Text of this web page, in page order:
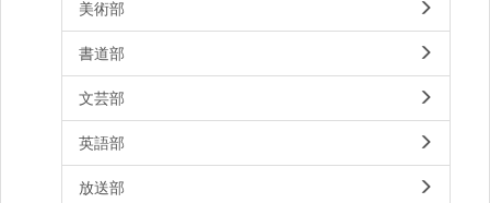
美術部
書道部
文芸部
英語部
放送部